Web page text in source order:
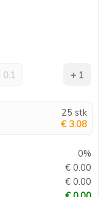
25 stk
€ 3.08
0%
€ 0.00
€ 0.00